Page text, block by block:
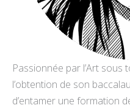
Passionnée par l’Art sous
l’obtention de son
d’entamer une formation